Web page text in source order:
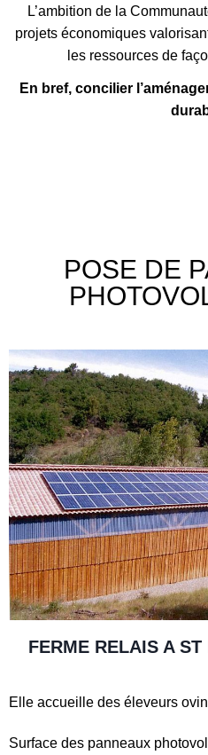
L’ambition de la
projets économiques
les ressources de
En bref, concilier
POSE DE
FERME RELAIS A
Elle accueille des éleveurs
Surface des panneaux